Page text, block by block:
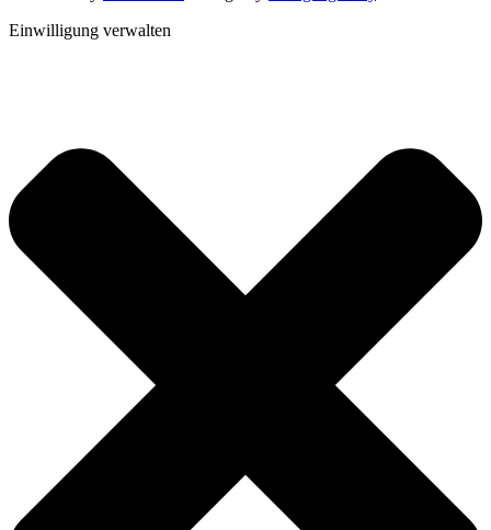
Einwilligung verwalten